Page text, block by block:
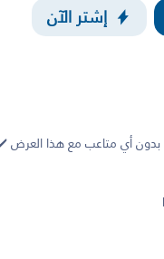
إشتر الآن
أي متاعب مع هذا